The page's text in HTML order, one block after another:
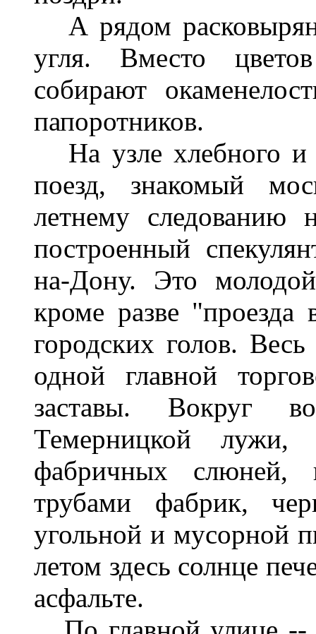
А рядом
угля. Вместо
собирают
папоротников.
На узле хлебного и
поезд, знакомый
летнему следованию
построенный
на-Дону. Это
кроме разве
городских голов.
одной главной
заставы. Вокруг
Темерницкой
фабричных слюней,
трубами фабрик,
угольной и мусорной
летом здесь солнце
асфальте.